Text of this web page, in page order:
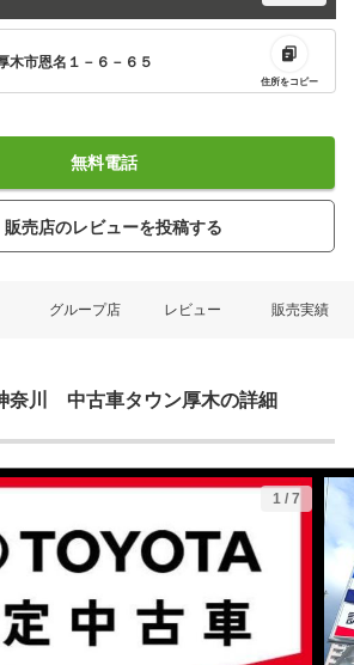
木市恩名１－６－６５
住所をコピー
無料電話
販売店のレビューを投稿する
グループ店 レビュー 販売実績
奈川 中古車タウン厚木の詳細
1 / 7